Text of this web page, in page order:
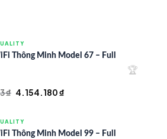
Thông Minh Model 67 – Full
₫ Giá
là:
4.890.563 ₫.
4.154.180₫
là:
🏆
Thông Minh Model 99 – Full